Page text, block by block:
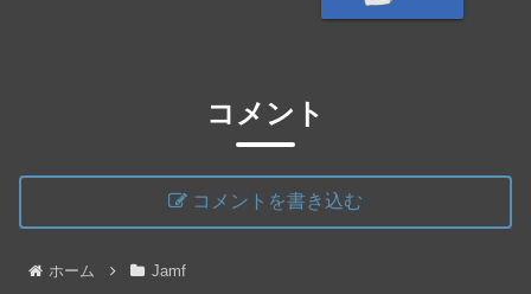
コメント
コメントを書き込む
ホーム Jamf